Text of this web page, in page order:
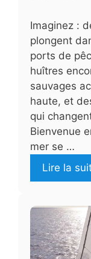
Imaginez :
plongent
ports de
huîtres
sauvages
haute, et
qui
Bienvenue
mer se …
Lire la